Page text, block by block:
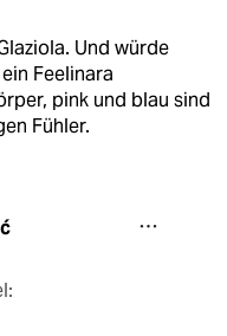
Und würde
Feelinara
pink und blau sind
Fühler.